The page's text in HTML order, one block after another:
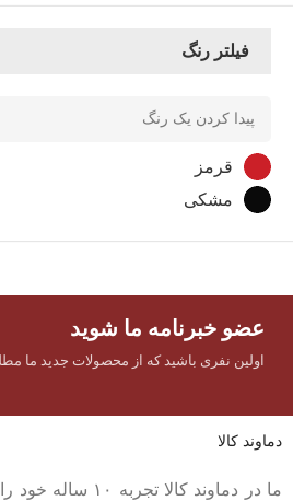
فیلتر رنگ
قرمز
مشکی
عضو خبرنامه ما شوید
اولین نفری باشید که از محصولات جدید ما
دماوند کالا
ما در دماوند کالا